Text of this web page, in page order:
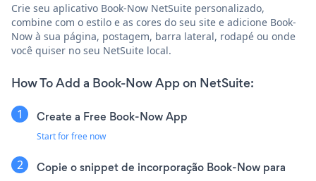
Crie seu aplicativo Book-Now NetSuite personalizado,
combine com o estilo e as cores do seu site e adicione Book-
Now à sua página, postagem, barra lateral, rodapé ou onde
você quiser no seu NetSuite local.
How To Add a Book-Now App on NetSuite:
Create a Free Book-Now App
Start for free now
Copie o snippet de incorporação Book-Now para